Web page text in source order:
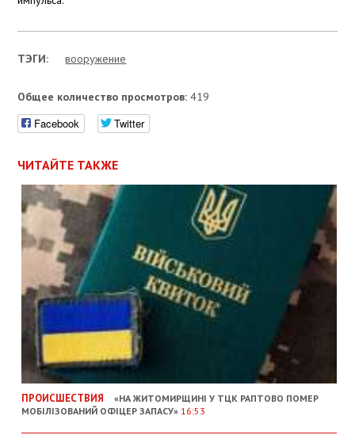
ТЭГИ: вооружение
Общее количество просмотров: 419
Facebook Twitter
ЧИТАЙТЕ ТАКЖЕ
ПРОИСШЕСТВИЯ
«НА ЖИТОМИРЩИНІ У ТЦК РАПТОВО ПОМЕР
МОБІЛІЗОВАНИЙ ОФІЦЕР ЗАПАСУ» 16:53